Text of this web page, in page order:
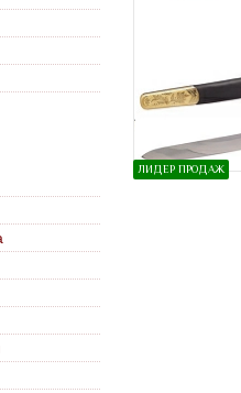
ЛИДЕР ПРОДАЖ